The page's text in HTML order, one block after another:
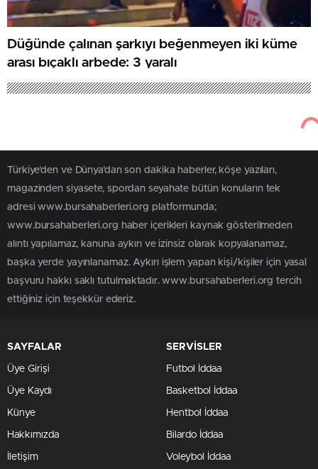
Düğünde çalınan şarkıyı beğenmeyen iki küme
arası bıçaklı arbede: 3 yaralı
Türkiye'den ve Dünya’dan son dakika haberler, köşe yazıları,
magazinden siyasete, spordan seyahate bütün konuların tek
adresi www.bursahaberleri.org platformunda;
www.bursahaberleri.org haber içerikleri kaynak gösterilmeden
alıntı yapılamaz, kanuna aykırı ve izinsiz olarak kopyalanamaz,
başka yerde yayınlanamaz. Aykırı işlem yapan kişi/kişiler için yasal
başvuru hakkı saklı tutulmaktadır. www.bursahaberleri.org tercih
ettiğiniz için teşekkür ederiz.
SAYFALAR
Üye Girişi
Üye Kaydı
Künye
Hakkımızda
İletişim
SERVİSLER
Futbol İddaa
Basketbol İddaa
Hentbol İddaa
Bilardo İddaa
Voleybol İddaa